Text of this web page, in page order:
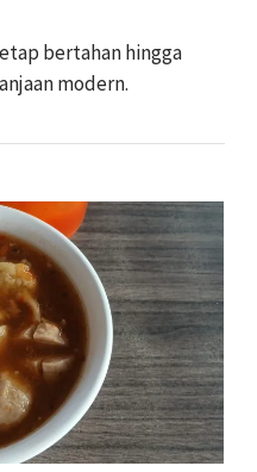
bertahan hingga
modern.